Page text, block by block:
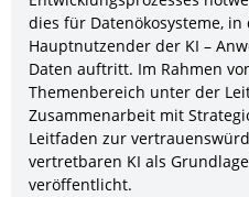
dies für Datenökosysteme,
Hauptnutzender der KI –
Daten auftritt. Im Rahmen
Themenbereich unter der
Zusammenarbeit mit
Leitfaden zur
vertretbaren KI als
veröffentlicht.